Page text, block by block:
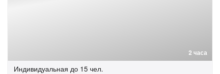
2 часа
Индивидуальная до 15 чел.